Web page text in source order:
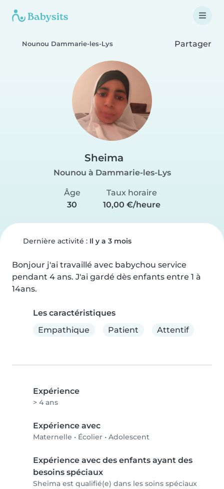
Nounou Dammarie-les-Lys Partager
Sheima
Nounou à Dammarie-les-Lys
Âge
30
Taux horaire
10,00 €/heure
Dernière activité : Il y a 3 mois
Bonjour j'ai travaillé avec babychou service
pendant 4 ans. J'ai gardé dès enfants entre 1 à
14ans.
Les caractéristiques
Empathique
Patient Attentif
Expérience
> 4 ans
Expérience avec
Maternelle • Écolier • Adolescent
Expérience avec des enfants ayant des
besoins spéciaux
Sheima est qualifié(e) dans les soins spéciaux